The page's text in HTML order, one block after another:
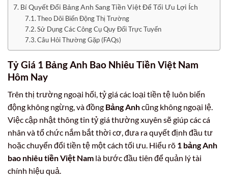
Bí Quyết Đổi Bảng Anh Sang Tiền Việt Để Tối Ưu Lợi Ích
Theo Dõi Biến Động Thị Trường
Sử Dụng Các Công Cụ Quy Đổi Trực Tuyến
Câu Hỏi Thường Gặp (FAQs)
Tỷ Giá 1 Bảng Anh Bao Nhiêu Tiền Việt Nam
Hôm Nay
Trên thị trường ngoại hối, tỷ giá các loại tiền tệ luôn biến
động không ngừng, và đồng Bảng Anhcũng không ngoại lệ.
Việc cập nhật thông tin tỷ giá thường xuyên sẽ giúp các cá
nhân và tổ chức nắm bắt thời cơ, đưa ra quyết định đầu tư
hoặc chuyển đổi tiền tệ một cách tối ưu. Hiểu rõ 1 bảng Anh
bao nhiêu tiền Việt Nam là bước đầu tiên để quản lý tài
chính hiệu quả.